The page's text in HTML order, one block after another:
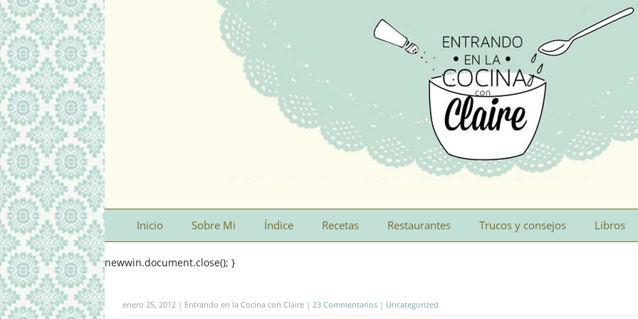
Inicio Sobre Mi Índice Recetas Restaurantes Trucos y consejos Libros
newwin.document.close(); }
enero 25, 2012 | Entrando en la Cocina con Claire | 23 Commentarios | Uncategorized